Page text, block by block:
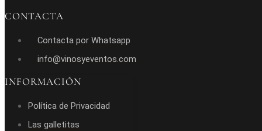
CONTACTA
Contacta por Whatsapp
info@vinosyeventos.com
INFORMACIÓN
Política de Privacidad
Las galletitas